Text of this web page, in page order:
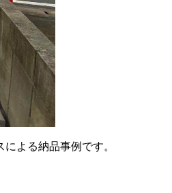
よる納品事例です。